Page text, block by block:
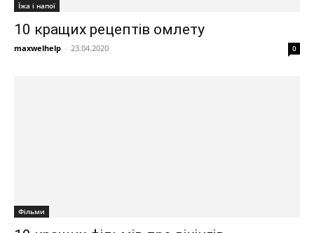
Їжа і напої
10 кращих рецептів омлету
maxwelhelp - 23.04.2020 0
Фільми